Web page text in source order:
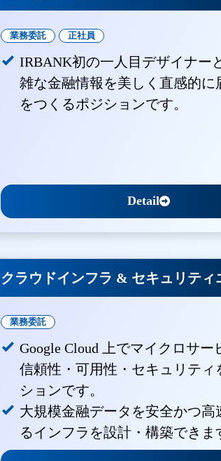
業務委託 正社員
IRBANK初の一人目デザイナー
雑な金融情報を美しく直感的に
をつくるポジションです。
Detail
クラウドインフラ & セキュリティ
業務委託
Google Cloud 上でマイクロサー
信頼性・可用性・セキュリティ
ションです。
大規模金融データを安全かつ高
るインフラを設計・構築できま